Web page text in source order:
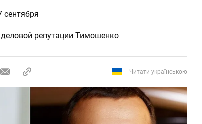
сентября
репутации Тимошенко
Читати українською